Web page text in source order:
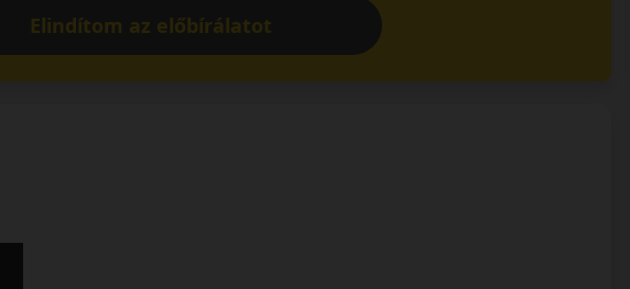
Elindítom az előbírálatot